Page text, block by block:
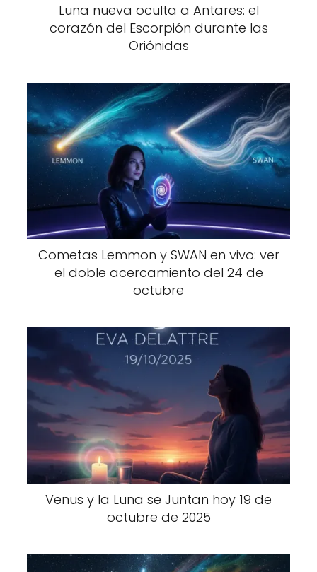
Luna nueva oculta a Antares: el
corazón del Escorpión durante las
Oriónidas
Cometas Lemmon y SWAN en vivo: ver
el doble acercamiento del 24 de
octubre
Venus y la Luna se Juntan hoy 19 de
octubre de 2025